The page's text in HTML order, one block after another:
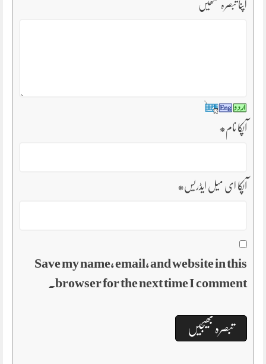
اپنا تبصرہ لکھیں
آپکا نام*
آپکا ای میل ایڈریس*
Save my name, email, and website in this
browser for the next time I comment.